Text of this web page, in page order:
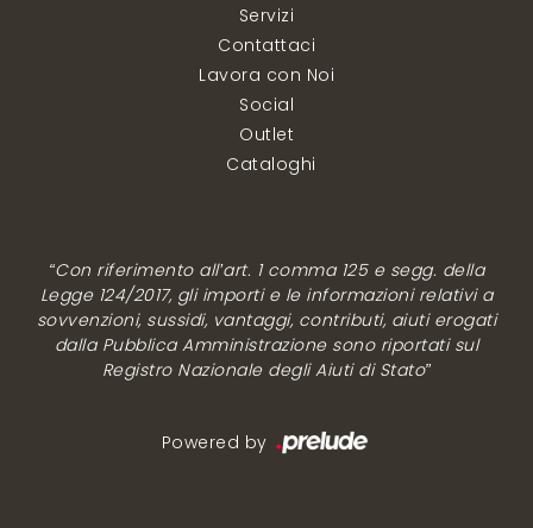
Servizi
Contattaci
Lavora con Noi
Social
Outlet
Cataloghi
“Con riferimento all’art. 1 comma 125 e segg. della
Legge 124/2017, gli importi e le informazioni relativi a
sovvenzioni, sussidi, vantaggi, contributi, aiuti erogati
dalla Pubblica Amministrazione sono riportati sul
Registro Nazionale degli Aiuti di Stato”
Powered by